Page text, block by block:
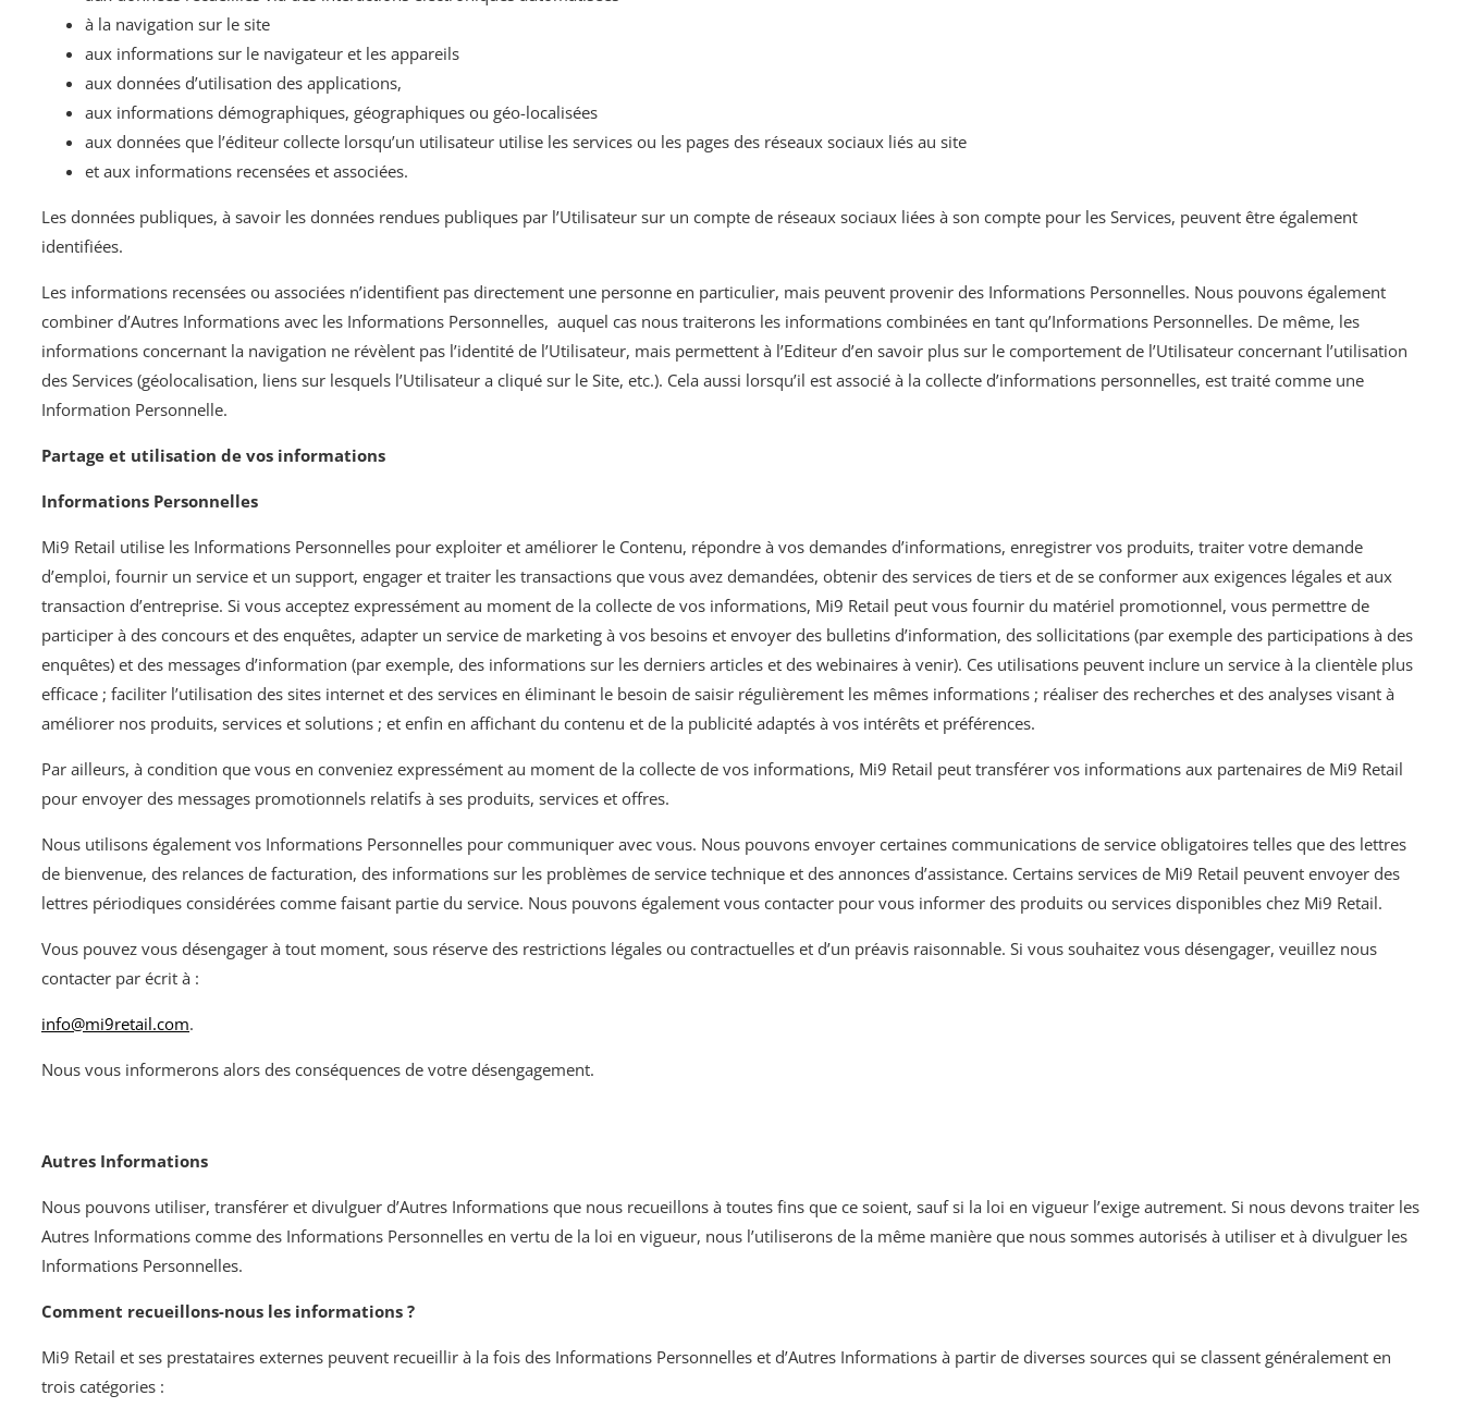
à la navigation sur le site
aux informations sur le navigateur et les appareils
aux données d’utilisation des applications,
aux informations démographiques, géographiques ou géo-localisées
aux données que l’éditeur collecte lorsqu’un utilisateur utilise les services ou les pages des réseaux sociaux liés au site
et aux informations recensées et associées.
Les données publiques, à savoir les données rendues publiques par l’Utilisateur sur un compte de réseaux sociaux liées à son compte pour les Services, peuvent être également
identifiées.
Les informations recensées ou associées n’identifient pas directement une personne en particulier, mais peuvent provenir des Informations Personnelles. Nous pouvons également
combiner d’Autres Informations avec les Informations Personnelles, auquel cas nous traiterons les informations combinées en tant qu’Informations Personnelles. De même, les
informations concernant la navigation ne révèlent pas l’identité de l’Utilisateur, mais permettent à l’Editeur d’en savoir plus sur le comportement de l’Utilisateur concernant l’utilisation
des Services (géolocalisation, liens sur lesquels l’Utilisateur a cliqué sur le Site, etc.). Cela aussi lorsqu’il est associé à la collecte d’informations personnelles, est traité comme une
Information Personnelle.
Partage et utilisation de vos informations
Informations Personnelles
Mi9 Retail utilise les Informations Personnelles pour exploiter et améliorer le Contenu, répondre à vos demandes d’informations, enregistrer vos produits, traiter votre demande
d’emploi, fournir un service et un support, engager et traiter les transactions que vous avez demandées, obtenir des services de tiers et de se conformer aux exigences légales et aux
transaction d’entreprise. Si vous acceptez expressément au moment de la collecte de vos informations, Mi9 Retail peut vous fournir du matériel promotionnel, vous permettre de
participer à des concours et des enquêtes, adapter un service de marketing à vos besoins et envoyer des bulletins d’information, des sollicitations (par exemple des participations à des
enquêtes) et des messages d’information (par exemple, des informations sur les derniers articles et des webinaires à venir). Ces utilisations peuvent inclure un service à la clientèle plus
efficace ; faciliter l’utilisation des sites internet et des services en éliminant le besoin de saisir régulièrement les mêmes informations ; réaliser des recherches et des analyses visant à
améliorer nos produits, services et solutions ; et enfin en affichant du contenu et de la publicité adaptés à vos intérêts et préférences.
Par ailleurs, à condition que vous en conveniez expressément au moment de la collecte de vos informations, Mi9 Retail peut transférer vos informations aux partenaires de Mi9 Retail
pour envoyer des messages promotionnels relatifs à ses produits, services et offres.
Nous utilisons également vos Informations Personnelles pour communiquer avec vous. Nous pouvons envoyer certaines communications de service obligatoires telles que des lettres
de bienvenue, des relances de facturation, des informations sur les problèmes de service technique et des annonces d’assistance. Certains services de Mi9 Retail peuvent envoyer des
lettres périodiques considérées comme faisant partie du service. Nous pouvons également vous contacter pour vous informer des produits ou services disponibles chez Mi9 Retail.
Vous pouvez vous désengager à tout moment, sous réserve des restrictions légales ou contractuelles et d’un préavis raisonnable. Si vous souhaitez vous désengager, veuillez nous
contacter par écrit à :
info@mi9retail.com.
Nous vous informerons alors des conséquences de votre désengagement.
Autres Informations
Nous pouvons utiliser, transférer et divulguer d’Autres Informations que nous recueillons à toutes fins que ce soient, sauf si la loi en vigueur l’exige autrement. Si nous devons traiter les
Autres Informations comme des Informations Personnelles en vertu de la loi en vigueur, nous l’utiliserons de la même manière que nous sommes autorisés à utiliser et à divulguer les
Informations Personnelles.
Comment recueillons-nous les informations ?
Mi9 Retail et ses prestataires externes peuvent recueillir à la fois des Informations Personnelles et d’Autres Informations à partir de diverses sources qui se classent généralement en
trois catégories :